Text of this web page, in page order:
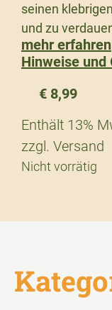
seinen
und zu
mehr erfahren
Hinweise und
€ 8,99
Enthält 13%
zzgl. Versand
Nicht vorrätig